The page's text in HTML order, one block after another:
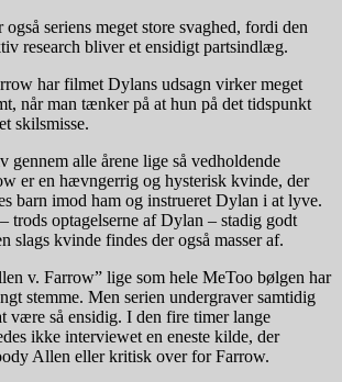
seriens meget store svaghed, fordi den
research bliver et ensidigt partsindlæg.
har filmet Dylans udsagn virker meget
når man tænker på at hun på det tidspunkt
skilsmisse.
gennem alle årene lige så vedholdende
er en hævngerrig og hysterisk kvinde, der
barn imod ham og instrueret Dylan i at lyve.
trods optagelserne af Dylan – stadig godt
slags kvinde findes der også masser af.
v. Farrow” lige som hele MeToo bølgen har
stemme. Men serien undergraver samtidig
være så ensidig. I den fire timer lange
ikke interviewet en eneste kilde, der
Allen eller kritisk over for Farrow.